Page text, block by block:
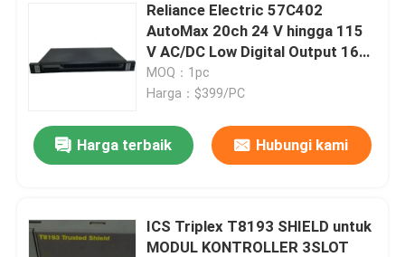
Reliance Electric 57C402
AutoMax 20ch 24 V hingga 115
V AC/DC Low Digital Output 16
Point Module
MOQ：1pc
Harga：$399/PC
Harga terbaik Hubungi kami
ICS Triplex T8193 SHIELD untuk
MODUL KONTROLLER 3SLOT